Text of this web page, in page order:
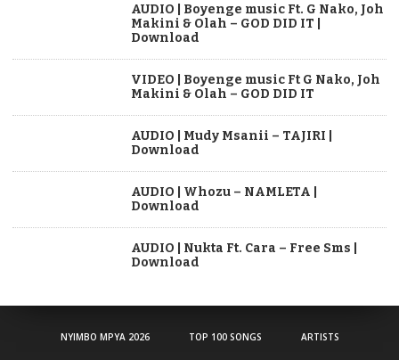
AUDIO | Boyenge music Ft. G Nako, Joh
Makini & Olah – GOD DID IT |
Download
VIDEO | Boyenge music Ft G Nako, Joh
Makini & Olah – GOD DID IT
AUDIO | Mudy Msanii – TAJIRI |
Download
AUDIO | Whozu – NAMLETA |
Download
AUDIO | Nukta Ft. Cara – Free Sms |
Download
NYIMBO MPYA 2026 TOP 100 SONGS ARTISTS